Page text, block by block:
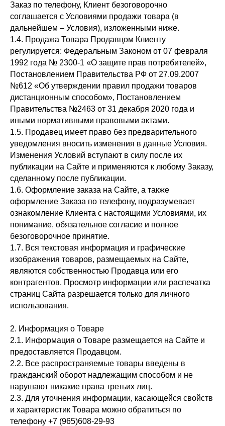
Заказ по телефону, Клиент безоговорочно
соглашается с Условиями продажи товара (в
дальнейшем – Условия), изложенными ниже.
1.4. Продажа Товара Продавцом Клиенту
регулируется: Федеральным Законом от 07 февраля
1992 года № 2300-1 «О защите прав потребителей»,
Постановлением Правительства РФ от 27.09.2007
№612 «Об утверждении правил продажи товаров
дистанционным способом», Постановлением
Правительства №2463 от 31 декабря 2020 года и
иными нормативными правовыми актами.
1.5. Продавец имеет право без предварительного
уведомления вносить изменения в данные Условия.
Изменения Условий вступают в силу после их
публикации на Сайте и применяются к любому Заказу,
сделанному после публикации.
1.6. Оформление заказа на Cайте, а также
оформление Заказа по телефону, подразумевает
ознакомление Клиента с настоящими Условиями, их
понимание, обязательное согласие и полное
безоговорочное принятие.
1.7. Вся текстовая информация и графические
изображения товаров, размещаемых на Сайте,
являются собственностью Продавца или его
контрагентов. Просмотр информации или распечатка
страниц Сайта разрешается только для личного
использования.
2. Информация о Товаре
2.1. Информация о Товаре размещается на Сайте и
предоставляется Продавцом.
2.2. Все распространяемые товары введены в
гражданский оборот надлежащим способом и не
нарушают никакие права третьих лиц.
2.3. Для уточнения информации, касающейся свойств
и характеристик Товара можно обратиться по
телефону +7 (965)608-29-93